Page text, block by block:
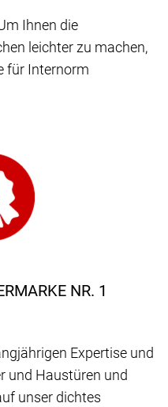
Ihnen die
leichter zu machen,
für Internorm
NR. 1
Expertise und
und Haustüren und
unser dichtes